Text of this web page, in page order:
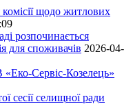
комісії щодо житлових
розпочинається
для споживачів 2026-04-
Сервіс-Козелець»
сесії селищної ради